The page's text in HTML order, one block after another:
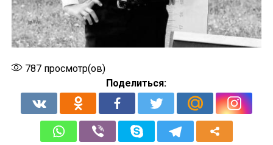
787просмотр(ов)
Поделиться: